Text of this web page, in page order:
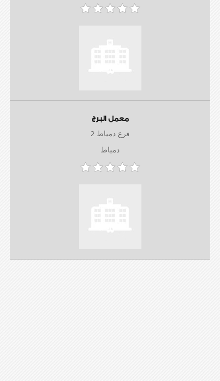
معمل البرج
فرع دمياط 2
دمياط